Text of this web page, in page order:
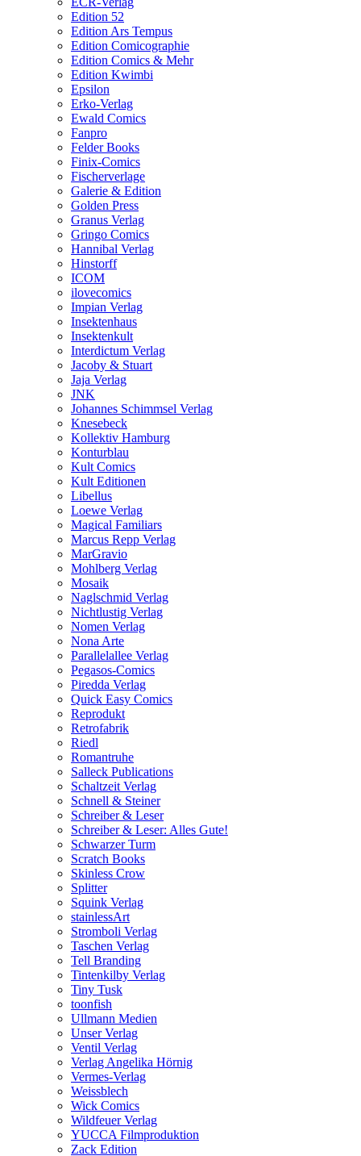
Edition 52
Edition Ars Tempus
Edition Comicographie
Edition Comics & Mehr
Edition Kwimbi
Epsilon
Erko-Verlag
Ewald Comics
Fanpro
Felder Books
Finix-Comics
Fischerverlage
Galerie & Edition
Golden Press
Granus Verlag
Gringo Comics
Hannibal Verlag
Hinstorff
ICOM
ilovecomics
Impian Verlag
Insektenhaus
Insektenkult
Interdictum Verlag
Jacoby & Stuart
Jaja Verlag
JNK
Johannes Schimmsel Verlag
Knesebeck
Kollektiv Hamburg
Konturblau
Kult Comics
Kult Editionen
Libellus
Loewe Verlag
Magical Familiars
Marcus Repp Verlag
MarGravio
Mohlberg Verlag
Mosaik
Naglschmid Verlag
Nichtlustig Verlag
Nomen Verlag
Nona Arte
Parallelallee Verlag
Pegasos-Comics
Piredda Verlag
Quick Easy Comics
Reprodukt
Retrofabrik
Riedl
Romantruhe
Salleck Publications
Schaltzeit Verlag
Schnell & Steiner
Schreiber & Leser
Schreiber & Leser: Alles Gute!
Schwarzer Turm
Scratch Books
Skinless Crow
Splitter
Squink Verlag
stainlessArt
Stromboli Verlag
Taschen Verlag
Tell Branding
Tintenkilby Verlag
Tiny Tusk
toonfish
Ullmann Medien
Unser Verlag
Ventil Verlag
Verlag Angelika Hörnig
Vermes-Verlag
Weissblech
Wick Comics
Wildfeuer Verlag
YUCCA Filmproduktion
Zack Edition